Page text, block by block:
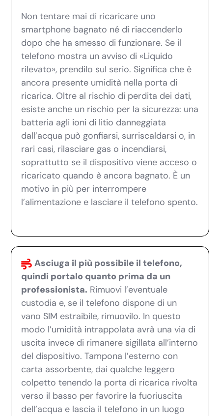
Non tentare mai di ricaricare uno
smartphone bagnato né di riaccenderlo
dopo che ha smesso di funzionare. Se il
telefono mostra un avviso di «Liquido
rilevato», prendilo sul serio. Significa che è
ancora presente umidità nella porta di
ricarica. Oltre al rischio di perdita dei dati,
esiste anche un rischio per la sicurezza: una
batteria agli ioni di litio danneggiata
dall’acqua può gonfiarsi, surriscaldarsi o, in
rari casi, rilasciare gas o incendiarsi,
soprattutto se il dispositivo viene acceso o
ricaricato quando è ancora bagnato. È un
motivo in più per interrompere
l’alimentazione e lasciare il telefono spento.
Asciuga il più possibile il telefono,
quindi portalo quanto prima da un
professionista. Rimuovi l’eventuale
custodia e, se il telefono dispone di un
vano SIM estraibile, rimuovilo. In questo
modo l’umidità intrappolata avrà una via di
uscita invece di rimanere sigillata all’interno
del dispositivo. Tampona l’esterno con
carta assorbente, dai qualche leggero
colpetto tenendo la porta di ricarica rivolta
verso il basso per favorire la fuoriuscita
dell’acqua e lascia il telefono in un luogo